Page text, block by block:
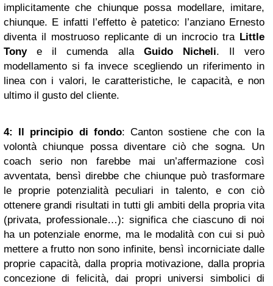
implicitamente che chiunque possa modellare, imitare,
chiunque. E infatti l’effetto è patetico: l’anziano Ernesto
diventa il mostruoso replicante di un incrocio tra Little
Tonye il cumenda alla Guido Nicheli. Il vero
modellamento si fa invece scegliendo un riferimento in
linea con i valori, le caratteristiche, le capacità, e non
ultimo il gusto del cliente.
4: Il principio di fondo: Canton sostiene che con la
volontà chiunque possa diventare ciò che sogna. Un
coach serio non farebbe mai un’affermazione così
avventata, bensì direbbe che chiunque può trasformare
le proprie potenzialità peculiari in talento, e con ciò
ottenere grandi risultati in tutti gli ambiti della propria vita
(privata, professionale…): significa che ciascuno di noi
ha un potenziale enorme, ma le modalità con cui si può
mettere a frutto non sono infinite, bensì incorniciate dalle
proprie capacità, dalla propria motivazione, dalla propria
concezione di felicità, dai propri universi simbolici di